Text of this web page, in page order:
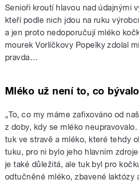
Senioři kroutí hlavou nad údajnými
kteří podle nich jdou na ruku
a jen proto nedoporučují mléko
mourek Vorlíčkovy Popelky zdolal
pravda…
Mléko už není to, co bývalo
„To, co my máme zafixováno od
z doby, kdy se mléko
tuk ve stravě a mléko, které tehdy
tuku, pro ni bylo jeho hlavním
je také důležitá, ale tuk byl pro
odtučněné mléko, zbavené laktózy